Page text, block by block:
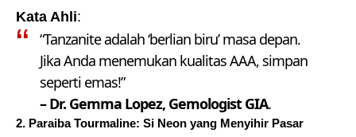
Kata Ahli:
“Tanzanite adalah ‘berlian biru’ masa depan.
Jika Anda menemukan kualitas AAA, simpan
seperti emas!”
– Dr. Gemma Lopez, Gemologist GIA.
2. Paraiba Tourmaline: Si Neon yang Menyihir Pasar